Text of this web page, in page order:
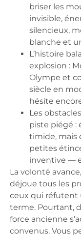
briser les
invisible,
silencieux,
blanche et
L’histoire
explosion :
Olympe et
siècle en
hésite
Les
piste piégé :
timide, mais
petites
inventive —
La volonté
déjoue tous les
ceux qui réfutent
terme. Pourtant,
force ancienne
convenus. Vous